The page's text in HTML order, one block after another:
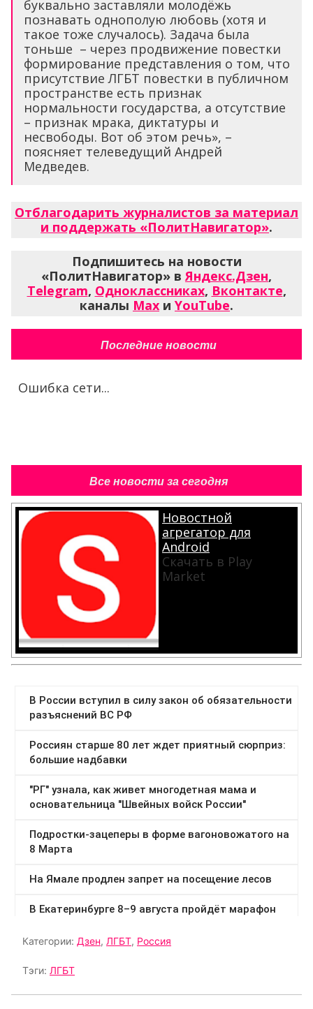
буквально заставляли молодёжь
познавать однополую любовь (хотя и
такое тоже случалось). Задача была
тоньше – через продвижение повестки
формирование представления о том, что
присутствие ЛГБТ повестки в публичном
пространстве есть признак
нормальности государства, а отсутствие
– признак мрака, диктатуры и
несвободы. Вот об этом речь», –
поясняет телеведущий Андрей
Медведев.
Отблагодарить журналистов за материал
и поддержать «ПолитНавигатор».
Подпишитесь на новости
«ПолитНавигатор» вЯндекс.Дзен,
Telegram, Одноклассниках, Вконтакте,
каналы Max и YouTube.
Последние новости
Ошибка сети...
Все новости за сегодня
Новостной
агрегатор для
Android
Скачать в Play
Market
Категории: Дзен, ЛГБТ, Россия
Тэги: ЛГБТ